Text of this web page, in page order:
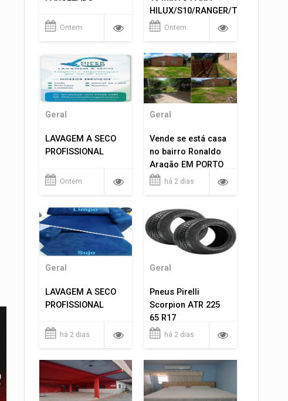
Ontem
HILUX/S10/RANGER/TRITON
ETC... MONTAGEM
Ontem
Geral
LAVAGEM A SECO
PROFISSIONAL
Ontem
Geral
Vende se está casa
no bairro Ronaldo
Aragão EM PORTO
VELHO RO.
há 2 dias
Geral
LAVAGEM A SECO
PROFISSIONAL
há 2 dias
Geral
Pneus Pirelli
Scorpion ATR 225
65 R17
há 2 dias